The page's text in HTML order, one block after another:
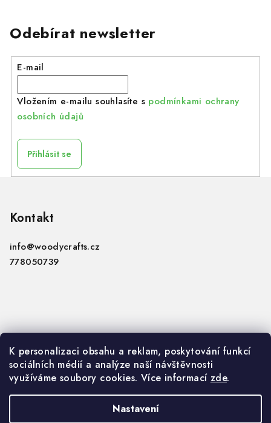
K personalizaci obsahu a reklam, poskytování funkcí
sociálních médií a analýze naší návštěvnosti
využíváme soubory cookies. Více informací zde.
Nastavení
Odebírat newsletter
E-mail
Vložením e-mailu souhlasíte s podmínkami ochrany
osobních údajů
Přihlásit se
Kontakt
info@woodycrafts.cz
778050739
VOP
GDPR